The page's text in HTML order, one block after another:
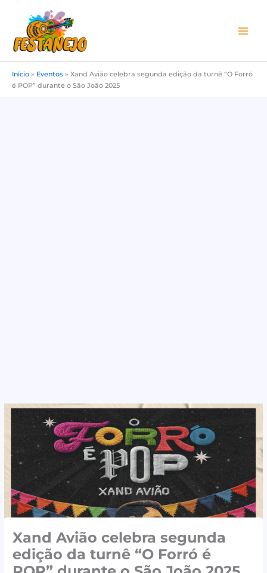
conteúdo
Início » Eventos » Xand Avião celebra segunda edição da turnê “O Forró
é POP” durante o São João 2025
Xand Avião celebra segunda
edição da turnê “O Forró é